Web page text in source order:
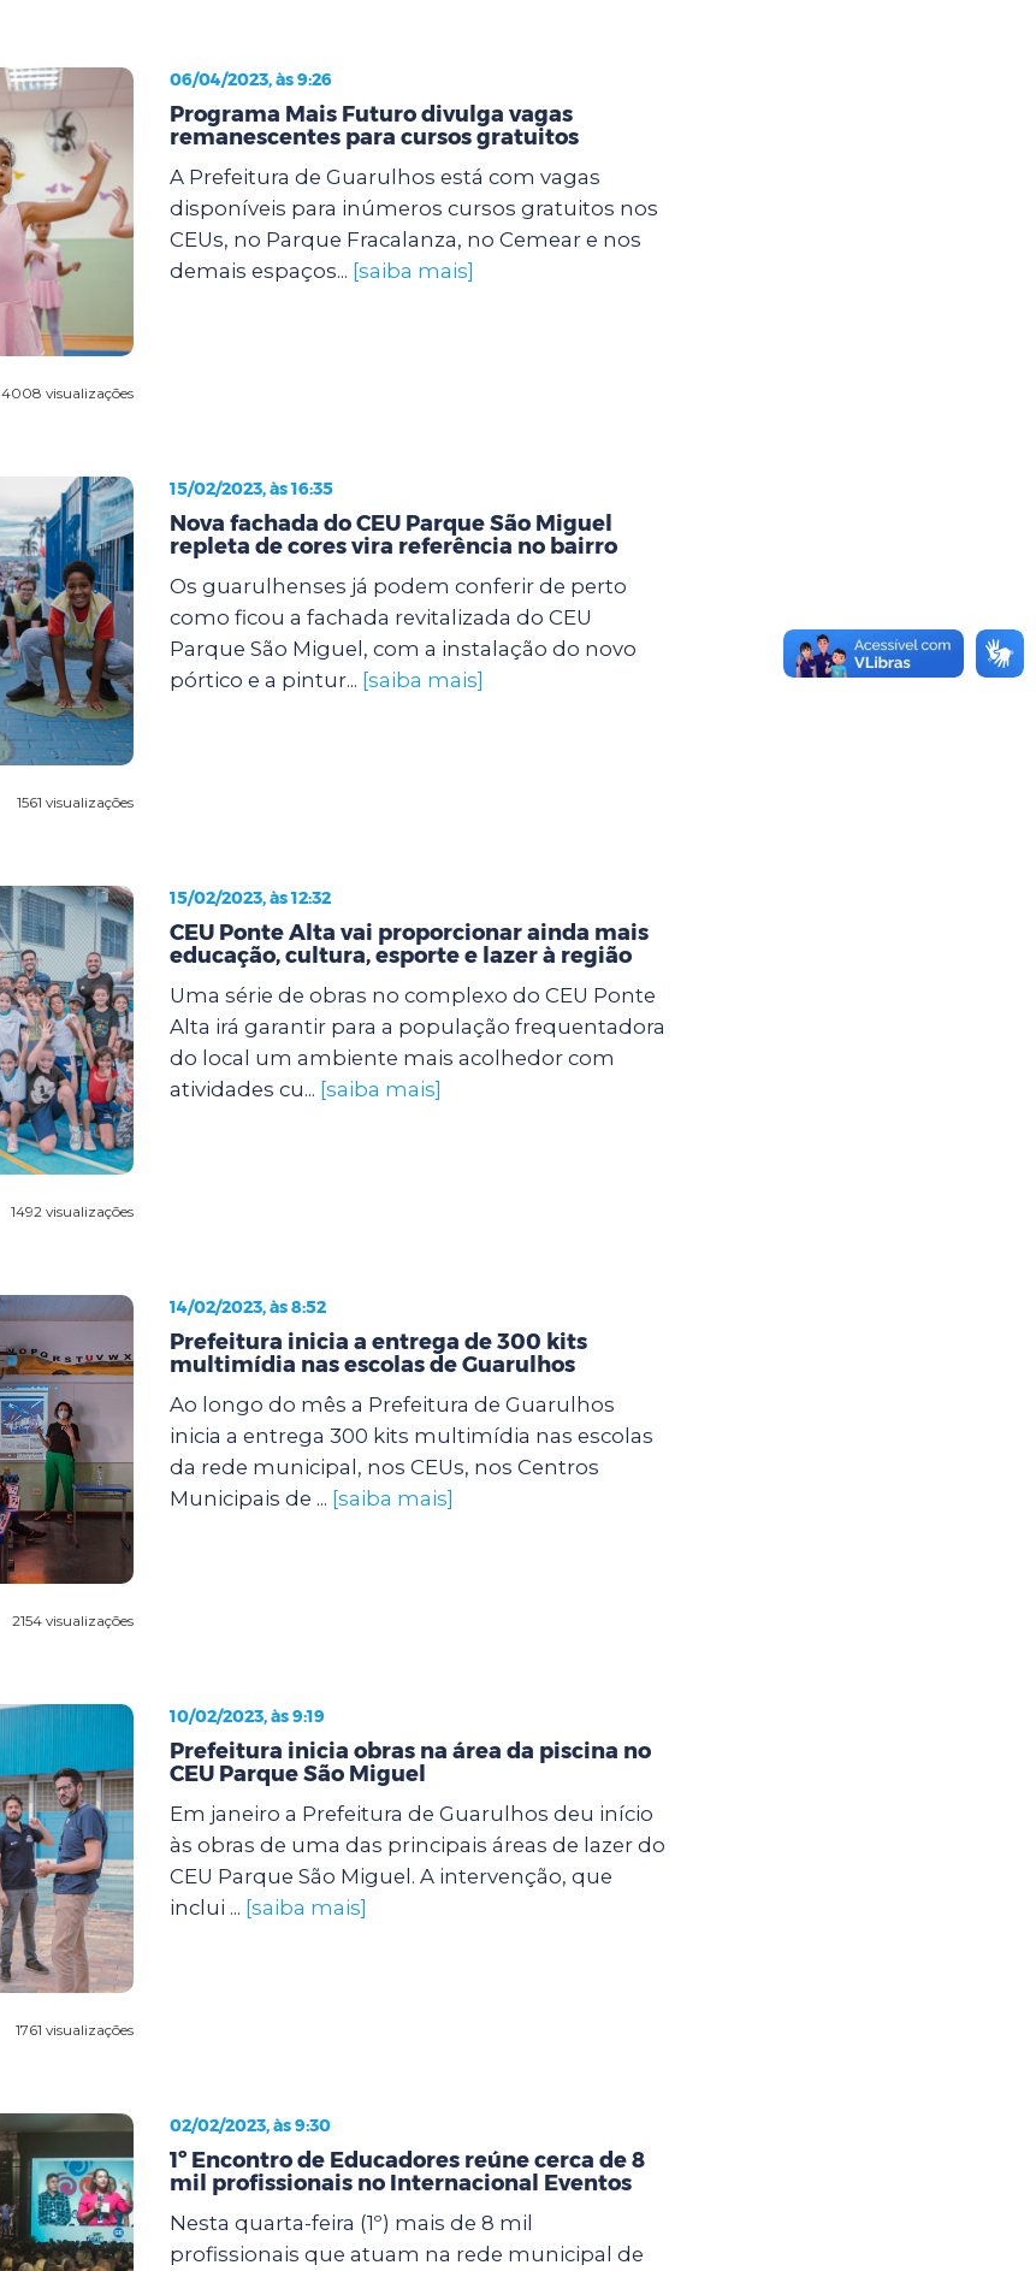
4008 visualizações
06/04/2023, às 9:26
Programa Mais Futuro divulga vagas
remanescentes para cursos gratuitos
A Prefeitura de Guarulhos está com vagas
disponíveis para inúmeros cursos gratuitos nos
CEUs, no Parque Fracalanza, no Cemear e nos
demais espaços... [saiba mais]
1561 visualizações
15/02/2023, às 16:35
Nova fachada do CEU Parque São Miguel
repleta de cores vira referência no bairro
Os guarulhenses já podem conferir de perto
como ficou a fachada revitalizada do CEU
Parque São Miguel, com a instalação do novo
pórtico e a pintur... [saiba mais]
1492 visualizações
15/02/2023, às 12:32
CEU Ponte Alta vai proporcionar ainda mais
educação, cultura, esporte e lazer à região
Uma série de obras no complexo do CEU Ponte
Alta irá garantir para a população frequentadora
do local um ambiente mais acolhedor com
atividades cu... [saiba mais]
2154 visualizações
14/02/2023, às 8:52
Prefeitura inicia a entrega de 300 kits
multimídia nas escolas de Guarulhos
Ao longo do mês a Prefeitura de Guarulhos
inicia a entrega 300 kits multimídia nas escolas
da rede municipal, nos CEUs, nos Centros
Municipais de ... [saiba mais]
1761 visualizações
10/02/2023, às 9:19
Prefeitura inicia obras na área da piscina no
CEU Parque São Miguel
Em janeiro a Prefeitura de Guarulhos deu início
às obras de uma das principais áreas de lazer do
CEU Parque São Miguel. A intervenção, que
inclui ... [saiba mais]
02/02/2023, às 9:30
1º Encontro de Educadores reúne cerca de 8
mil profissionais no Internacional Eventos
Nesta quarta-feira (1º) mais de 8 mil
profissionais que atuam na rede municipal de